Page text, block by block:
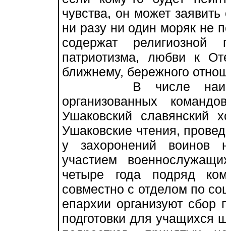
чувства, он может
ни разу ни один моряк не
содержат
патриотизма, любви к
ближнему, бережного
В числе
организованных
Ушаковский славянский
Ушаковские чтения,
у захоронений
участием
четыре года подряд
совместно с отделом по
епархии организуют
подготовки для учащихся